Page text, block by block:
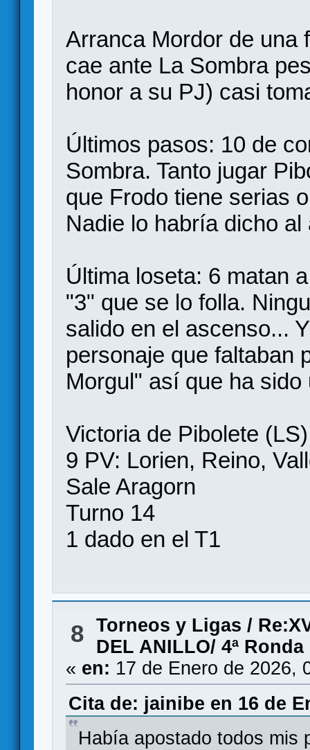
Arranca Mordor de una
cae ante La Sombra
honor a su PJ) casi
Últimos pasos: 10 de
Sombra. Tanto jugar
que Frodo tiene serias
Nadie lo habría dicho
Última loseta: 6 matan
"3" que se lo folla.
salido en el ascenso...
personaje que faltaban
Morgul" así que ha
Victoria de Pibolete
9 PV: Lorien, Reino,
Sale Aragorn
Turno 14
1 dado en el T1
8 Torneos y Ligas /
DEL ANILLO/ 4ª Ronda
« en: 17 de Enero de 2026,
Cita de: jainibe en 16 de
Había apostado todos mis